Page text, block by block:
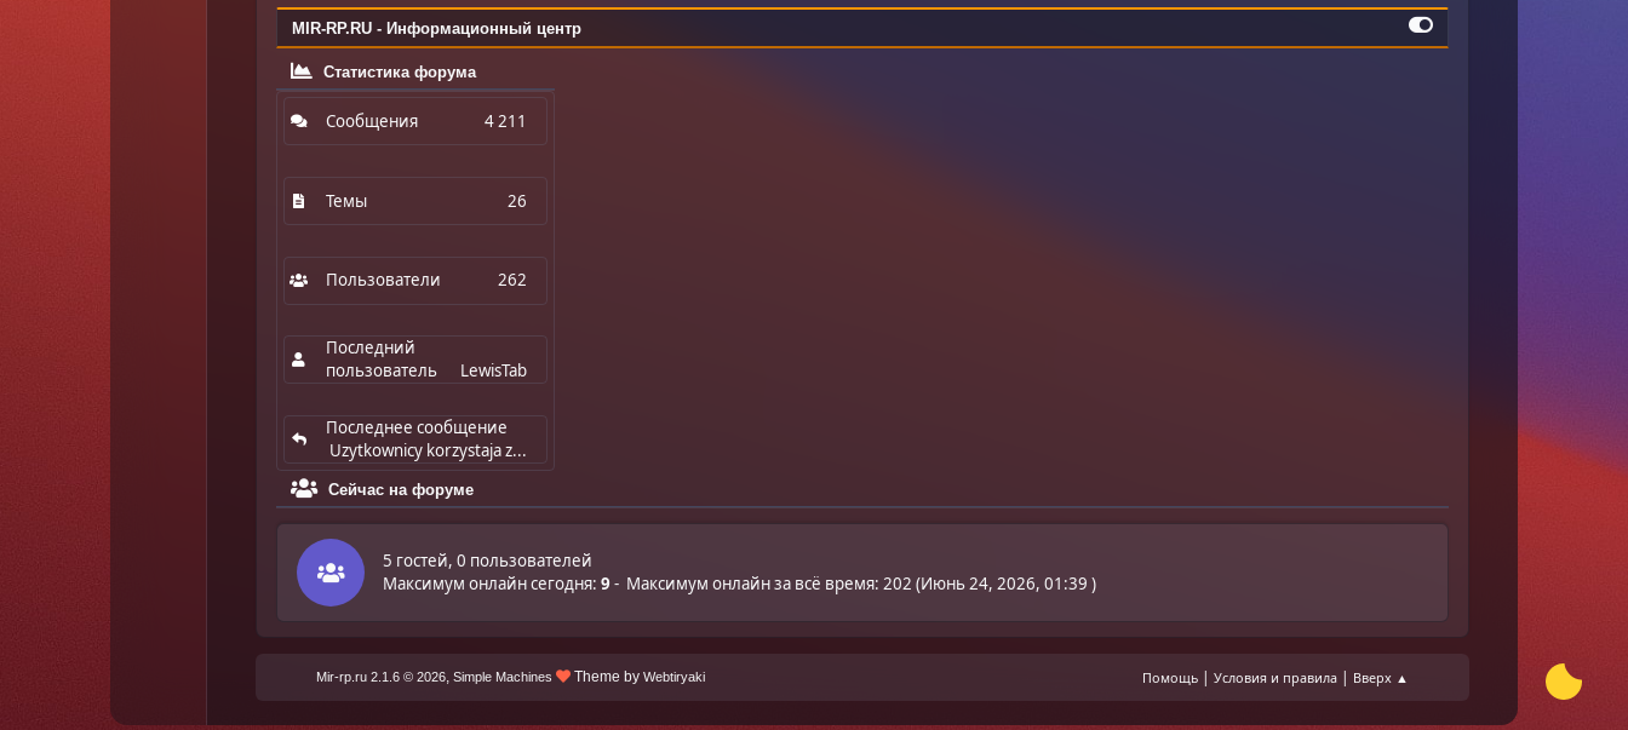
MIR-RP.RU - Информационный центр
Статистика форума
Сообщения 4 211
Темы 26
Пользователи 262
Последний
пользователь
LewisTab
Последнее сообщение
Uzytkownicy korzystaja z...
Сейчас на форуме
5 гостей, 0 пользователей
Максимум онлайн сегодня:9 - Максимум онлайн за всё время: 202 (Июнь 24, 2026, 01:39 )
Помощь| Условия и правила| Вверх ▲
Mir-rp.ru 2.1.6 © 2026,Simple Machines Theme byWebtiryaki